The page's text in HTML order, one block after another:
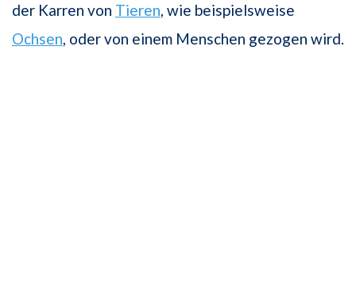
der Karren von Tieren, wie beispielsweise
Ochsen, oder von einem Menschen gezogen wird.